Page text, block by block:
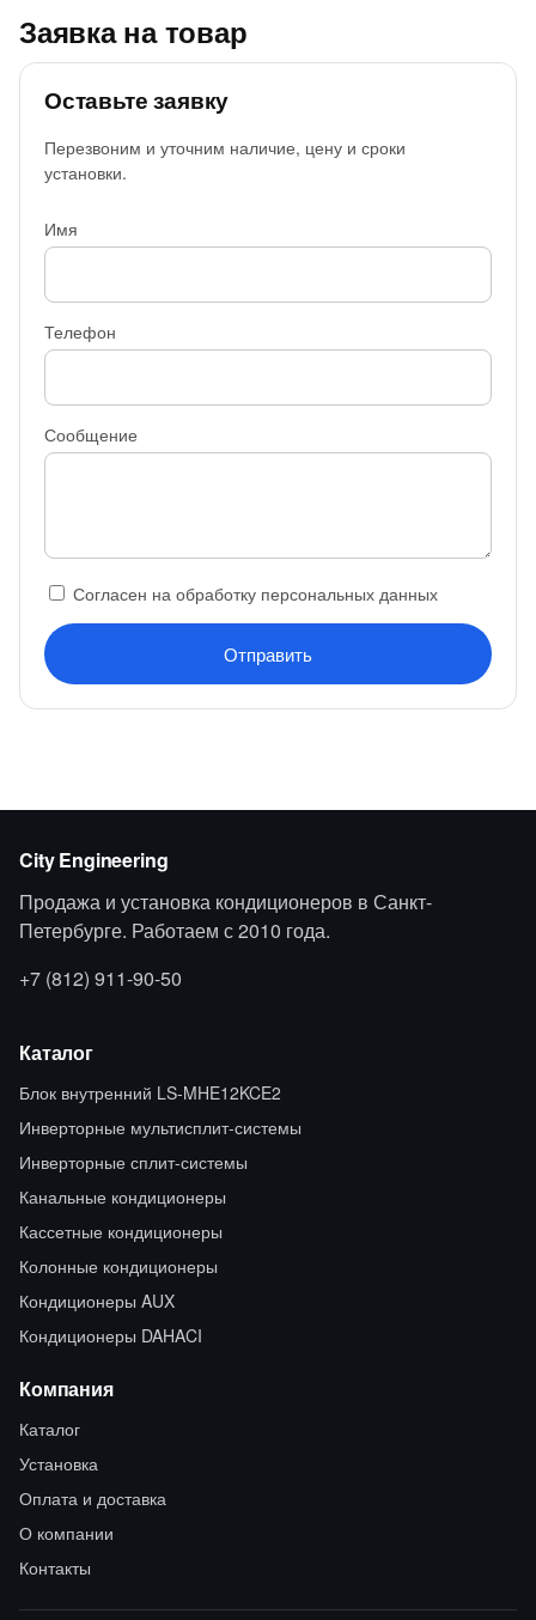
Заявка на товар
Оставьте заявку
Перезвоним и уточним наличие, цену и сроки
установки.
Имя
Телефон
Сообщение
Согласен на обработку персональных данных
Отправить
City Engineering
Продажа и установка кондиционеров в Санкт-
Петербурге. Работаем с 2010 года.
+7 (812) 911-90-50
Каталог
Блок внутренний LS-MHE12KCE2
Инверторные мультисплит-системы
Инверторные сплит-системы
Канальные кондиционеры
Кассетные кондиционеры
Колонные кондиционеры
Кондиционеры AUX
Кондиционеры DAHACI
Компания
Каталог
Установка
Оплата и доставка
О компании
Контакты